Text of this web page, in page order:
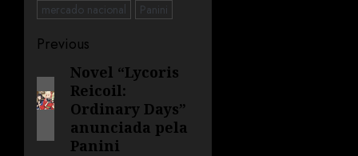
mercado nacional
Panini
Previous
Novel “Lycoris
Reicoil:
Ordinary Days”
anunciada pela
Panini